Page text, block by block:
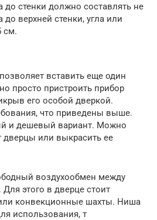
до стенки должно составлять не
верхней стенки, угла или
см.
вставить еще один
просто пристроить прибор
его особой дверкой.
что приведены выше.
и дешевый вариант. Можно
дверцы или выкрасить ее
воздухообмен между
этого в дверце стоит
конвекционные шахты. Ниша
использования, т